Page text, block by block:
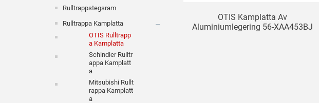
Rulltrappstegsram
Rulltrappa Kamplatta
OTIS Rulltrapp
A Kamplatta
Schindler Rulltr
Appa Kamplatt
A
Mitsubishi Rullt
Rappa Kamplatt
A
OTIS Kamplatta Av
Aluminiumlegering 56-XAA453BJ